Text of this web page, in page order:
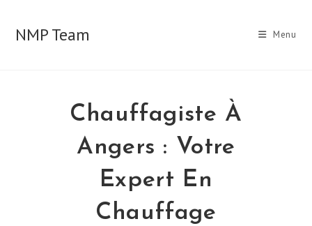
contentNMP Team Menu
Chauffagiste À
Angers : Votre
Expert En
Chauffage